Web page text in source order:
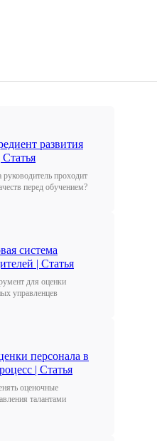
развития
руководитель проходит
перед обучением?
система
| Статья
для оценки
управленцев
персонала в
| Статья
оценочные
талантами